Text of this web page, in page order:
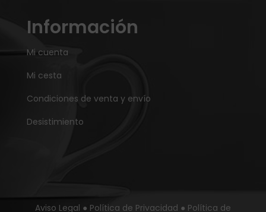
Información
Mi cuenta
Mi cesta
Condiciones de venta y envío
Desistimiento
Aviso Legal ● Política de Privacidad ● Política de